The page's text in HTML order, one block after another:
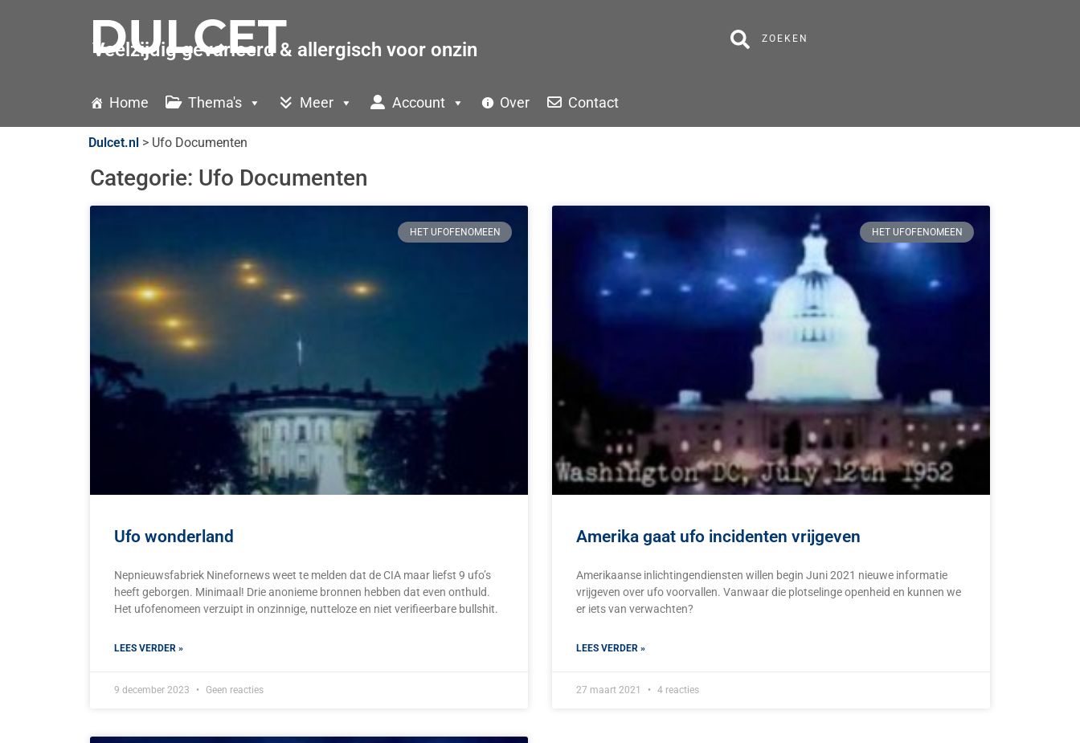
Veelzijdig gevarieerd & allergisch voor onzin ZOEKEN
Home Thema's Meer Account Over Contact
Dulcet.nl > Ufo Documenten
Categorie: Ufo Documenten
HET UFOFENOMEEN
Ufo wonderland
Nepnieuwsfabriek Ninefornews weet te melden dat de CIA maar liefst 9 ufo’s
heeft geborgen. Minimaal! Drie anonieme bronnen hebben dat even onthuld.
Het ufofenomeen verzuipt in onzinnige, nutteloze en niet verifieerbare bullshit.
LEES VERDER »
9 december 2023 Geen reacties
HET UFOFENOMEEN
Amerika gaat ufo incidenten vrijgeven
Amerikaanse inlichtingendiensten willen begin Juni 2021 nieuwe informatie
vrijgeven over ufo voorvallen. Vanwaar die plotselinge openheid en kunnen we
er iets van verwachten?
LEES VERDER »
27 maart 2021 4 reacties